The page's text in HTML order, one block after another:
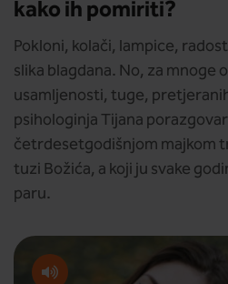
kako ih pomiriti?
Pokloni, kolači, lampice,
slika blagdana. No, za mnoge
usamljenosti, tuge,
psihologinja Tijana
četrdesetgodišnjom majkom
tuzi Božića, a koji ju svake
paru.